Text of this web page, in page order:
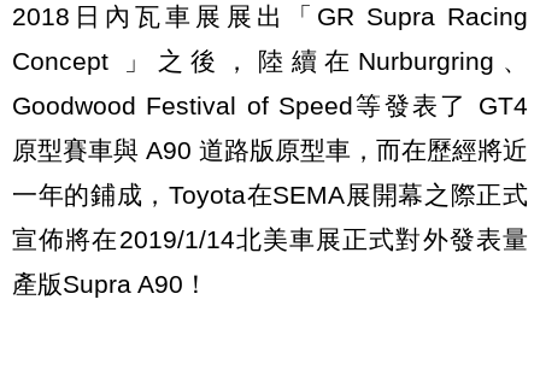
2018日內瓦車展展出「GR Supra Racing
Concept 」之後，陸續在Nurburgring、
Goodwood Festival of Speed等發表了 GT4
原型賽車與 A90 道路版原型車，而在歷經將近
一年的鋪成，Toyota在SEMA展開幕之際正式
宣佈將在2019/1/14北美車展正式對外發表量
產版Supra A90！